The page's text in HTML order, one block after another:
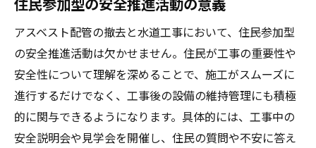
地域に根ざした持続可能性の実現
今後の展望と新たなチャレンジ
住民参加型の未来創造プロジェクト
アスベスト配管の撤去と水道工事において、住民参加型
の安全推進活動は欠かせません。住民が工事の重要性や
安全性について理解を深めることで、施工がスムーズに
進行するだけでなく、工事後の設備の維持管理にも積極
的に関与できるようになります。具体的には、工事中の
安全説明会や見学会を開催し、住民の質問や不安に答え